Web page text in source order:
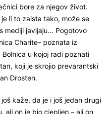
bore za njegov život.
li to zaista tako, može se
mediji javljaju… Pogotovo
Charite– poznata iz
u kojoj radi poznati
koji je skrojio prevarantski
Drosten.
kaže, da je i još jedan drugi
ali on je bio cjepljen.– ali on